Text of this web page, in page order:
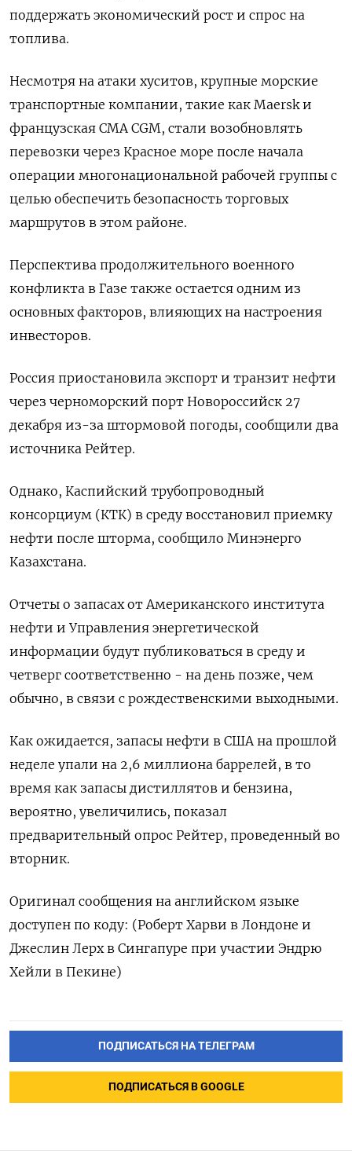
поддержать экономический рост и спрос на
топлива.
Несмотря на атаки хуситов, крупные морские
транспортные компании, такие как Maersk и
французская CMA CGM, стали возобновлять
перевозки через Красное море после начала
операции многонациональной рабочей группы с
целью обеспечить безопасность торговых
маршрутов в этом районе.
Перспектива продолжительного военного
конфликта в Газе также остается одним из
основных факторов, влияющих на настроения
инвесторов.
Россия приостановила экспорт и транзит нефти
через черноморский порт Новороссийск 27
декабря из-за штормовой погоды, сообщили два
источника Рейтер.
Однако, Каспийский трубопроводный
консорциум (КТК) в среду восстановил приемку
нефти после шторма, сообщило Минэнерго
Казахстана.
Отчеты о запасах от Американского института
нефти и Управления энергетической
информации будут публиковаться в среду и
четверг соответственно - на день позже, чем
обычно, в связи с рождественскими выходными.
Как ожидается, запасы нефти в США на прошлой
неделе упали на 2,6 миллиона баррелей, в то
время как запасы дистиллятов и бензина,
вероятно, увеличились, показал
предварительный опрос Рейтер, проведенный во
вторник.
Оригинал сообщения на английском языке
доступен по коду: (Роберт Харви в Лондоне и
Джеслин Лерх в Сингапуре при участии Эндрю
Хейли в Пекине)
ПОДПИСАТЬСЯ НА ТЕЛЕГРАМ
ПОДПИСАТЬСЯ В GOOGLE